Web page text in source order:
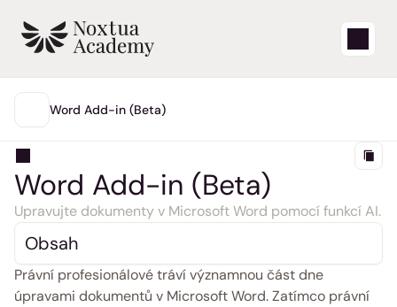
Start
HLAVNÍ
Články nápovědy
Blog
Aktualizace produktů
Word Add-in (Beta)
Word Add-in (Beta)
Upravujte dokumenty v Microsoft Word pomocí funkcí AI.
Právní profesionálové tráví významnou část dne
úpravami dokumentů v Microsoft Word. Zatímco právní
Obsah